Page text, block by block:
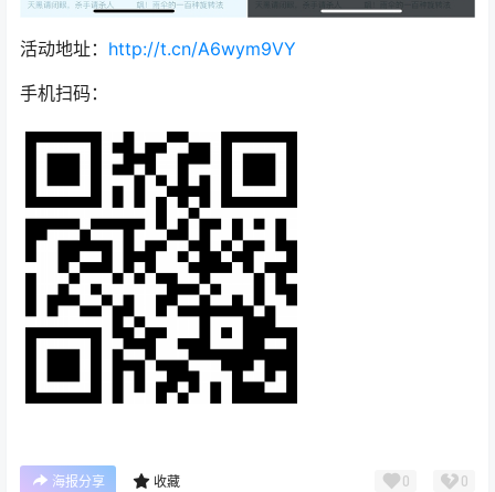
活动地址： http://t.cn/A6wym9VY
手机扫码：
海报分享 收藏 0 0